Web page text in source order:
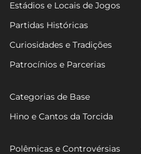
Estádios e Locais de Jogos
Partidas Históricas
Curiosidades e Tradições
Patrocínios e Parcerias
Categorias de Base
Hino e Cantos da Torcida
Polêmicas e Controvérsias